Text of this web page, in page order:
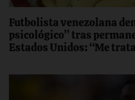
Futbolista venezolana
psicológico” tras
Estados Unidos: “Me